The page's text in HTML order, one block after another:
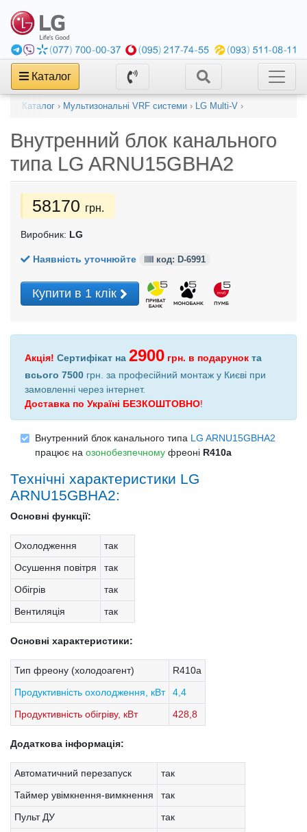
Каталог
Каталог › Мультизональні VRF системи › LG Multi-V ›
Внутренний блок канального
типа LG ARNU15GBHA2
58170 грн.
Виробник: LG
Наявність уточнюйте код: D-6991
Купити в 1 клік
Акція! Сертифікат на 2900 грн. в подарунок та
всього 7500 грн. за професійний монтаж у Києві при
замовленні через інтернет.
Доставка по Україні БЕЗКОШТОВНО!
Внутренний блок канального типа LG ARNU15GBHA2
працює на озонобезпечному фреоні R410a
Технічні характеристики LG
ARNU15GBHA2:
Основні функції:
Охолодження
так
Осушення повітря
так
Обігрів
так
Вентиляція
так
Основні характеристики:
Тип фреону (холодоагент)
R410a
Продуктивність охолодження, кВт
4,4
Продуктивність обігріву, кВт
428,8
Додаткова інформація:
Автоматичний перезапуск
так
Таймер увімкнення-вимкнення
так
Пульт ДУ
так